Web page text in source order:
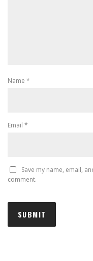
Name *
Email *
Save my name, email,
comment.